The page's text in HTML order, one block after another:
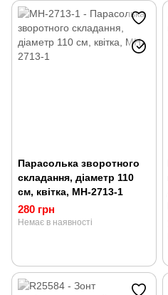
Парасолька зворотного
складання, діаметр 110
см, квітка, MH-2713-1
280 грн
Немає в наявності